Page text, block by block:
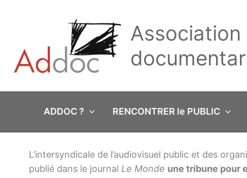
ADDOC ? RENCONTRER le PUBLIC
L’intersyndicale de l’audiovisuel public et des
publié dans le journal Le Monde une tribune pour